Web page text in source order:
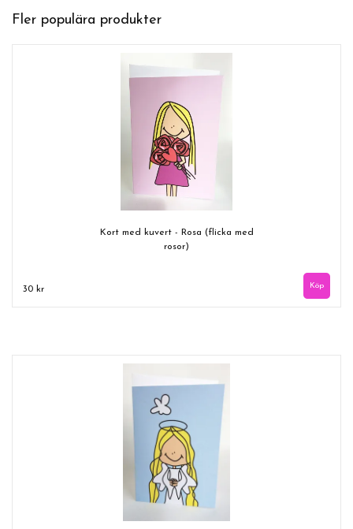
Fler populära produkter
Kort med kuvert - Rosa (flicka med
rosor)
30 kr